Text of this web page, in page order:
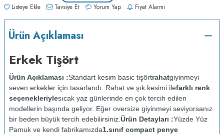
Listeye Ekle Tavsiye Et Yorum Yap Fiyat Alarmı
Ürün Açıklaması
Erkek Tişört
Ürün Açıklaması :Standart kesim basic tişörtrahatgiyinmeyi
seven erkekler için tasarlandı. Rahat ve şık kesimi ilefarklı renk
seçenekleriylesıcak yaz günlerinde en çok tercih edilen
modellerin başında geliyor. Eğer oversize giyinmeyi seviyorsanız
bir beden büyük tercih edebilirsiniz. Ürün Detayları :Yüzde Yüz
Pamuk ve kendi fabrikamızda1.sınıf compact penye